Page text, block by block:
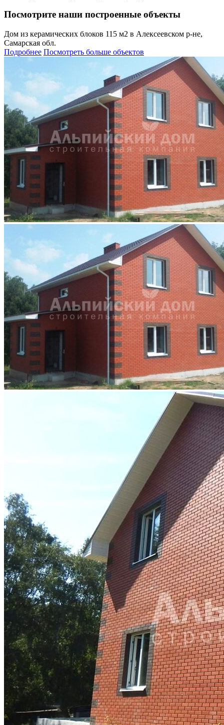
Посмотрите наши построенные объекты
Дом из керамических блоков 115 м2 в Алексеевском р-не,
Самарская обл.
Подробнее Посмотреть больше объектов